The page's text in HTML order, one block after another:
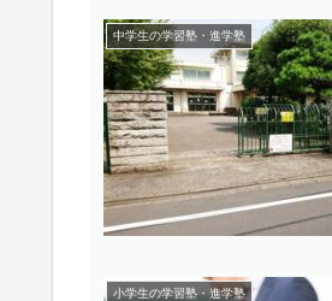
中学生の学習塾・進学塾
小学生の学習塾・進学塾